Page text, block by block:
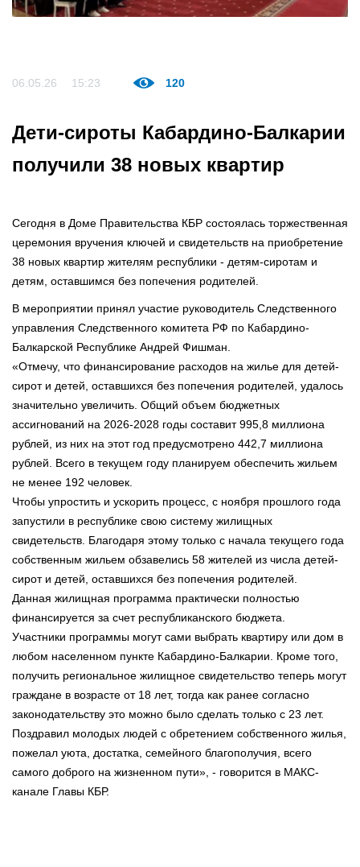
06.05.26 15:23 120
Дети-сироты Кабардино-Балкарии
получили 38 новых квартир
Сегодня в Доме Правительства КБР состоялась торжественная
церемония вручения ключей и свидетельств на приобретение
38 новых квартир жителям республики - детям-сиротам и
детям, оставшимся без попечения родителей.
В мероприятии принял участие руководитель Следственного
управления Следственного комитета РФ по Кабардино-
Балкарской Республике Андрей Фишман.
«Отмечу, что финансирование расходов на жилье для детей-
сирот и детей, оставшихся без попечения родителей, удалось
значительно увеличить. Общий объем бюджетных
ассигнований на 2026-2028 годы составит 995,8 миллиона
рублей, из них на этот год предусмотрено 442,7 миллиона
рублей. Всего в текущем году планируем обеспечить жильем
не менее 192 человек.
Чтобы упростить и ускорить процесс, с ноября прошлого года
запустили в республике свою систему жилищных
свидетельств. Благодаря этому только с начала текущего года
собственным жильем обзавелись 58 жителей из числа детей-
сирот и детей, оставшихся без попечения родителей.
Данная жилищная программа практически полностью
финансируется за счет республиканского бюджета.
Участники программы могут сами выбрать квартиру или дом в
любом населенном пункте Кабардино-Балкарии. Кроме того,
получить региональное жилищное свидетельство теперь могут
граждане в возрасте от 18 лет, тогда как ранее согласно
законодательству это можно было сделать только с 23 лет.
Поздравил молодых людей с обретением собственного жилья,
пожелал уюта, достатка, семейного благополучия, всего
самого доброго на жизненном пути», - говорится в МАКС-
канале Главы КБР.